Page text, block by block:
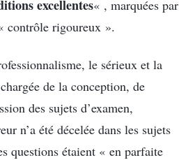
excellentes« , marquées par
contrôle rigoureux ».
le sérieux et la
de la conception, de
des sujets d’examen,
n’a été décelée dans les sujets
questions étaient « en parfaite